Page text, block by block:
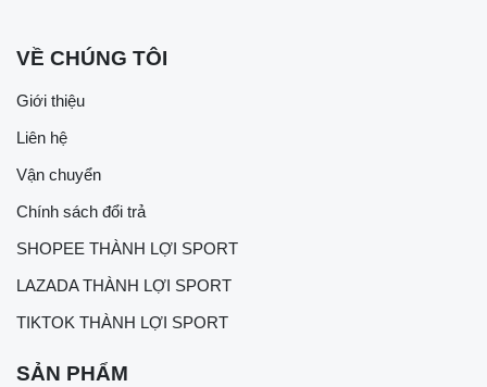
VỀ CHÚNG TÔI
Giới thiệu
Liên hệ
Vận chuyển
Chính sách đổi trả
SHOPEE THÀNH LỢI SPORT
LAZADA THÀNH LỢI SPORT
TIKTOK THÀNH LỢI SPORT
SẢN PHẨM